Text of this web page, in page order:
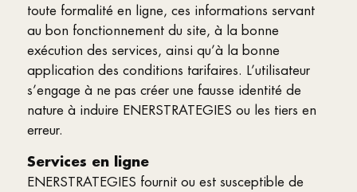
toute formalité en ligne, ces informations servant
au bon fonctionnement du site, à la bonne
exécution des services, ainsi qu’à la bonne
application des conditions tarifaires. L’utilisateur
s’engage à ne pas créer une fausse identité de
nature à induire ENERSTRATEGIES ou les tiers en
erreur.
Services en ligne
ENERSTRATEGIES fournit ou est susceptible de